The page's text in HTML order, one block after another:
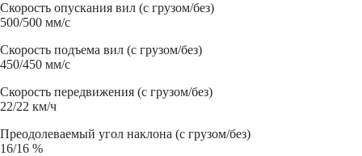
Скорость опускания вил (с грузом/без)
500/500 мм/с
Скорость подъема вил (с грузом/без)
450/450 мм/с
Скорость передвижения (с грузом/без)
22/22 км/ч
Преодолеваемый угол наклона (с грузом/без)
16/16 %